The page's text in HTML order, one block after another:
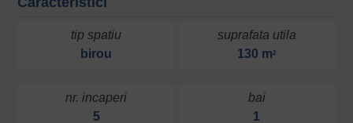
tip spatiu
birou
suprafata utila
130 m2
nr. incaperi
5
bai
1